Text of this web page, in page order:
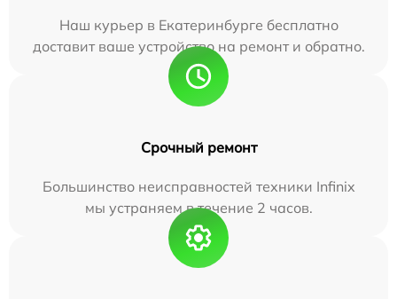
Наш курьер в Екатеринбурге бесплатно
доставит ваше устройство на ремонт и обратно.
Срочный ремонт
Большинство неисправностей техники Infinix
мы устраняем в течение 2 часов.